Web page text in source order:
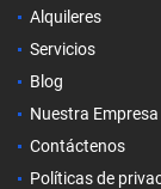
Alquileres
Servicios
Blog
Nuestra Empresa
Contáctenos
Políticas de